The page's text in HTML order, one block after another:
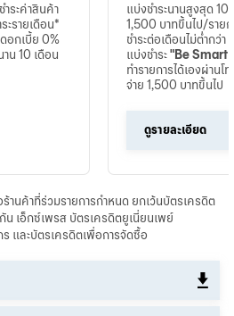
ำระค่าสินค้า
ะรายเดือน*
อกเบี้ย 0%
น 10 เดือน
แบ่งชำระนานสูงสุด 10
1,500 บาทขึ้นไป/ราย
ชำระต่อเดือนไม่ต่ำกว่
แบ่งชำระ"Be Smart
ทำรายการได้เองผ่าน
จ่าย 1,500 บาทขึ้นไป
ดูรายละเอียด
านค้าที่ร่วมรายการกำหนด ยกเว้นบัตรเครดิต
น เอ็กซ์เพรส บัตรเครดิตยูเนี่ยนเพย์
และบัตรเครดิตเพื่อการจัดซื้อ